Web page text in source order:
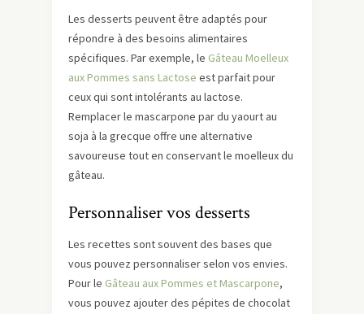
Les desserts peuvent être adaptés pour
répondre à des besoins alimentaires
spécifiques. Par exemple, le Gâteau Moelleux
aux Pommes sans Lactose est parfait pour
ceux qui sont intolérants au lactose.
Remplacer le mascarpone par du yaourt au
soja à la grecque offre une alternative
savoureuse tout en conservant le moelleux du
gâteau.
Personnaliser vos desserts
Les recettes sont souvent des bases que
vous pouvez personnaliser selon vos envies.
Pour le Gâteau aux Pommes et Mascarpone,
vous pouvez ajouter des pépites de chocolat